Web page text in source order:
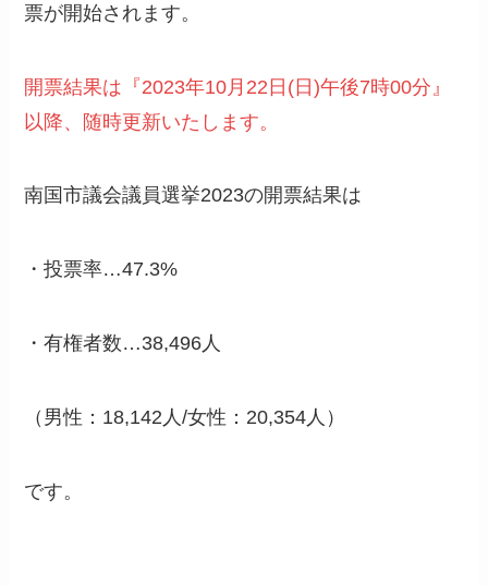
票が開始されます。
開票結果は『2023年10月22日(日)午後7時00分』
以降、随時更新いたします。
南国市議会議員選挙2023の開票結果は
・投票率…47.3%
・有権者数…38,496人
（男性：18,142人/女性：20,354人）
です。